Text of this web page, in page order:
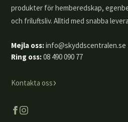
produkter för hemberedskap,
och friluftsliv. Alltid med snabba
Mejla oss:info@skyddscentralen.se
Ring oss:08 490 090 77
Kontakta oss›